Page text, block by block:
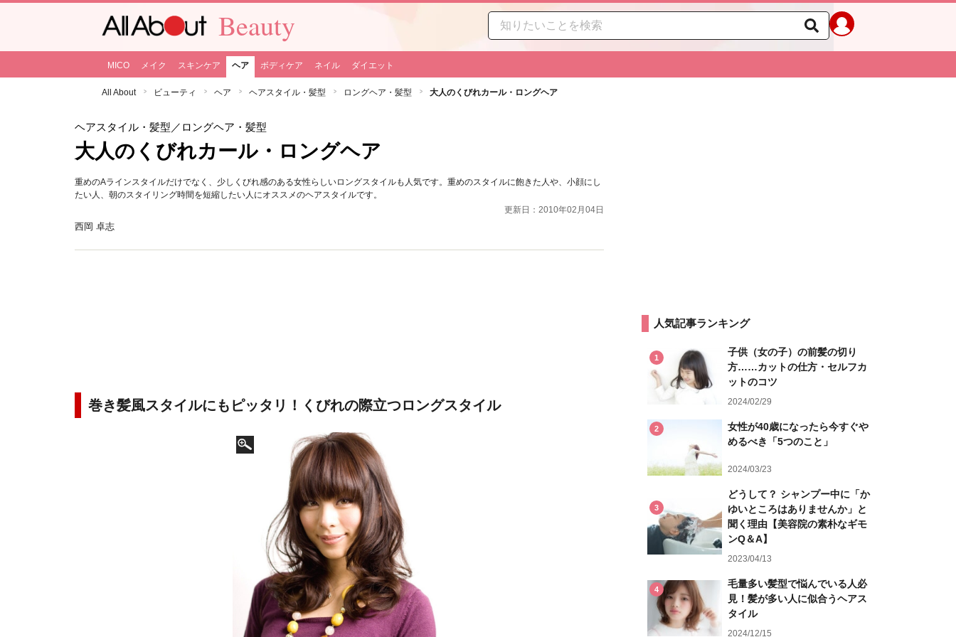
Beauty
MICO メイク スキンケア ヘア ボディケア ネイル ダイエット
All About ビューティ ヘア ヘアスタイル・髪型 ロングヘア・髪型 大人のくびれカール・ロングヘア
ヘアスタイル・髪型 ／ロングヘア・髪型
大人のくびれカール・ロングヘア
重めのAラインスタイルだけでなく、少しくびれ感のある女性らしいロングスタイルも人気です。重めのスタイルに飽きた人や、小顔にし
たい人、朝のスタイリング時間を短縮したい人にオススメのヘアスタイルです。
更新日：2010年02月04日
西岡 卓志
巻き髪風スタイルにもピッタリ！くびれの際立つロングスタイル
人気記事ランキング
1
子供（女の子）の前髪の切り
方……カットの仕方・セルフカ
ットのコツ
2024/02/29
2
女性が40歳になったら今すぐや
めるべき「5つのこと」
2024/03/23
3
どうして？ シャンプー中に「か
ゆいところはありませんか」と
聞く理由【美容院の素朴なギモ
ンQ＆A】
2023/04/13
4
毛量多い髪型で悩んでいる人必
見！髪が多い人に似合うヘアス
タイル
2024/12/15